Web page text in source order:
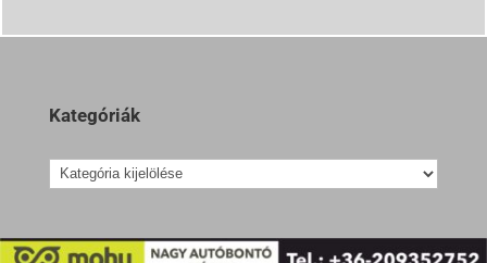
Kategóriák
Kategóriák